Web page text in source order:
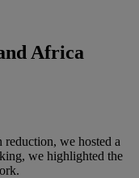
Africa
we hosted a
we highlighted the